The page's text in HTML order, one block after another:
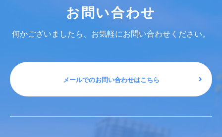
お問い合わせ
何かございましたら、お気軽にお問い合わせください。
メールでのお問い合わせはこちら